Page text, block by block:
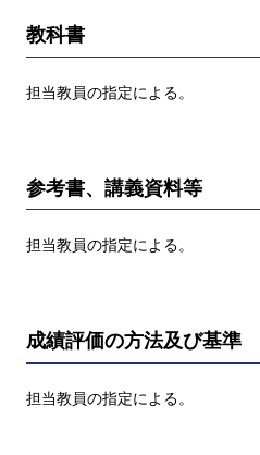
教科書
担当教員の指定による。
参考書、講義資料等
担当教員の指定による。
成績評価の方法及び基準
担当教員の指定による。